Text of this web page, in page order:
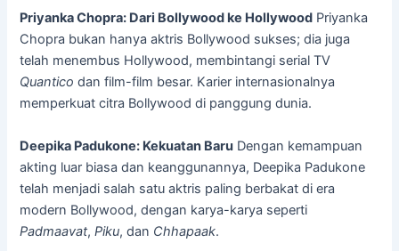
Priyanka Chopra: Dari Bollywood ke Hollywood Priyanka
Chopra bukan hanya aktris Bollywood sukses; dia juga
telah menembus Hollywood, membintangi serial TV
Quantico dan film-film besar. Karier internasionalnya
memperkuat citra Bollywood di panggung dunia.
Deepika Padukone: Kekuatan Baru Dengan kemampuan
akting luar biasa dan keanggunannya, Deepika Padukone
telah menjadi salah satu aktris paling berbakat di era
modern Bollywood, dengan karya-karya seperti
Padmaavat,Piku, dan Chhapaak.